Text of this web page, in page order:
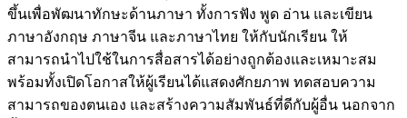
ขึ้นเพื่อพัฒนาทักษะด้านภาษา ทั้งการฟัง พูด อ่าน และเขียน
ภาษาอังกฤษ ภาษาจีน และภาษาไทย ให้กับนักเรียน ให้
สามารถนำไปใช้ในการสื่อสารได้อย่างถูกต้องและเหมาะสม
พร้อมทั้งเปิดโอกาสให้ผู้เรียนได้แสดงศักยภาพ ทดสอบความ
สามารถของตนเอง และสร้างความสัมพันธ์ที่ดีกับผู้อื่น นอกจาก